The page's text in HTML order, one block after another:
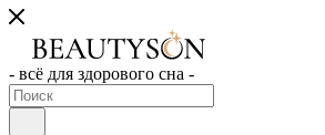
- всё для здорового сна -